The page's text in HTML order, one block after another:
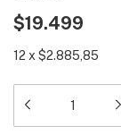
$19.499
12 x$2.885,85